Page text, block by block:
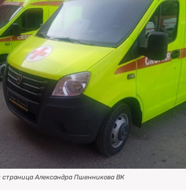
ПОИСК ПО САЙТУ
страница Александра Пшенникова ВК